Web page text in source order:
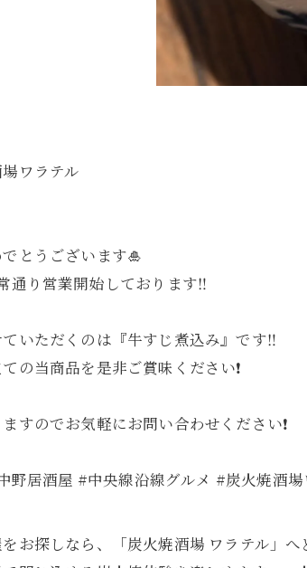
ワラテル
とうございます🎍
通り営業開始しております‼️
いただくのは『牛すじ煮込み』です‼️
の当商品を是非ご賞味ください❗️
すのでお気軽にお問い合わせください❗️
野居酒屋 #中央線沿線グルメ #炭火焼酒場
お探しなら、「炭火焼酒場 ワラテル」